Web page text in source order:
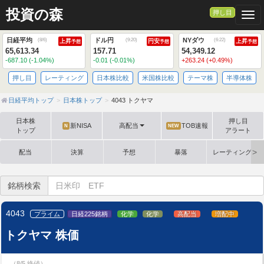
投資の森 押し目
日経平均 (8/6) 上昇予想
65,613.34
-687.10 (-1.04%)
ドル円 (9:20) 円安予想
157.71
-0.01 (-0.01%)
NYダウ (6:22) 上昇予想
54,349.12
+263.24 (+0.49%)
押し目 レーティング 日本株比較 米国株比較 テーマ株 半導体株
日経平均トップ 日本株トップ 4043 トクヤマ
日本株
トップ
N 新NISA 高配当 NEW TOB速報
押し目
アラート
配当 決算 予想 暴落 レーティング格
銘柄検索
4043 プライム 日経225銘柄 化学 化学 高配当 増配中
トクヤマ 株価